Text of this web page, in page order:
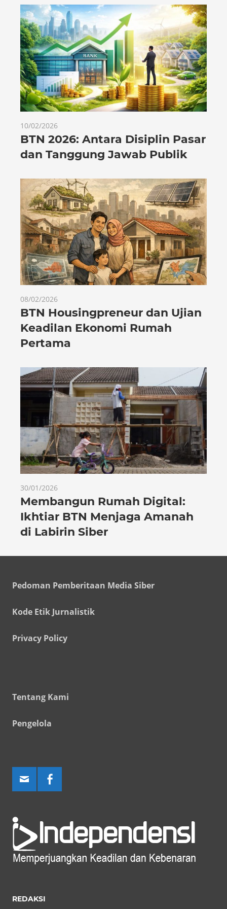
10/02/2026
BTN 2026: Antara Disiplin Pasar
dan Tanggung Jawab Publik
08/02/2026
BTN Housingpreneur dan Ujian
Keadilan Ekonomi Rumah
Pertama
30/01/2026
Membangun Rumah Digital:
Ikhtiar BTN Menjaga Amanah
di Labirin Siber
Pedoman Pemberitaan Media Siber
Kode Etik Jurnalistik
Privacy Policy
Tentang Kami
Pengelola
REDAKSI